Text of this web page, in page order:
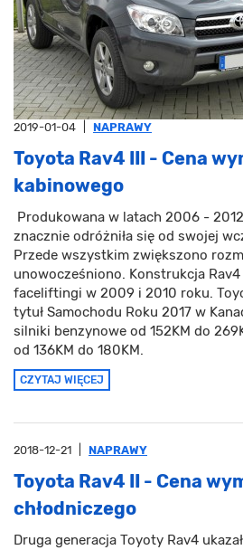
2019-01-04 NAPRAWY
Toyota Rav4 III - Cena
kabinowego
Produkowana w latach 2006 -
znacznie odróżniła się od swojej
Przede wszystkim zwiększono
unowocześniono. Konstrukcja Rav4
faceliftingi w 2009 i 2010 roku.
tytuł Samochodu Roku 2017 w
silniki benzynowe od 152KM do
od 136KM do 180KM.
CZYTAJ WIĘCEJ
2018-12-21 NAPRAWY
Toyota Rav4 II - Cena
chłodniczego
Druga generacja Toyoty Rav4